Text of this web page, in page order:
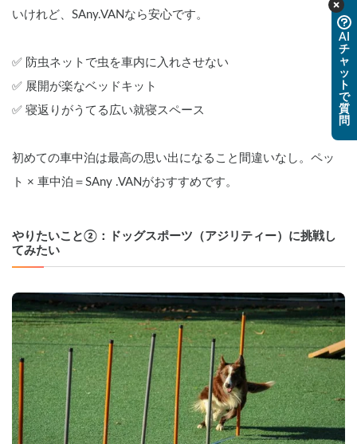
いけれど、SAny.VANなら安心です。
✅ 防虫ネットで虫を車内に入れさせない
✅ 展開が楽なベッドキット
✅ 寝返りがうてる広い就寝スペース
初めての車中泊は最高の思い出になること間違いなし。ペッ
ト × 車中泊＝SAny .VANがおすすめです。
やりたいこと②：ドッグスポーツ（アジリティー）に挑戦し
てみたい
AI
チ
ャ
ッ
ト
で
質
問